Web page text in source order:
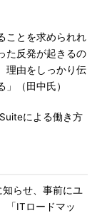
ことを求められれ
た反発が起きるの
理由をしっかり伝
（田中氏）
による働き方
らせ、事前にユ
「ITロードマッ